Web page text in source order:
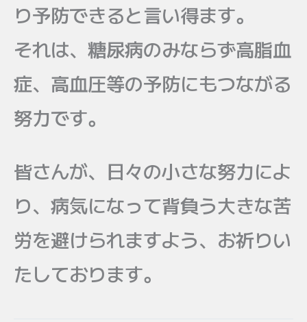
り予防できると言い得ます。
それは、糖尿病のみならず高脂血
症、高血圧等の予防にもつながる
努力です。
皆さんが、日々の小さな努力によ
り、病気になって背負う大きな苦
労を避けられますよう、お祈りい
たしております。